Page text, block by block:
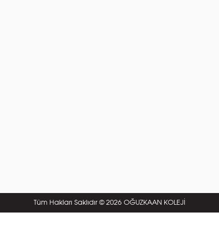
Tüm Hakları Saklıdır © 2026 OĞUZKAAN KOLEJİ